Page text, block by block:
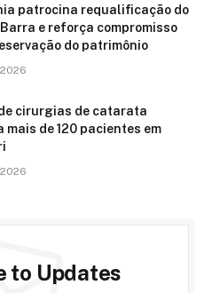
patrocina requalificação do
e reforça compromisso
do patrimônio
cirurgias de catarata
mais de 120 pacientes em
to Updates